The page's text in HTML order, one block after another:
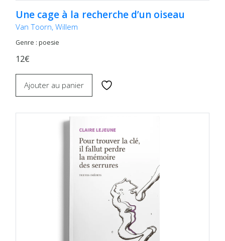
Une cage à la recherche d’un oiseau
Van Toorn, Willem
Genre : poesie
12€
Ajouter au panier